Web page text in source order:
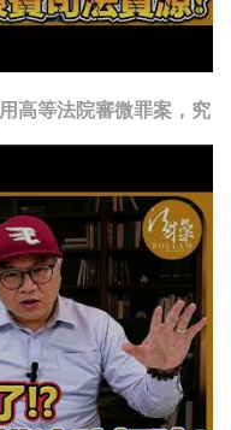
高等法院審微罪案，究